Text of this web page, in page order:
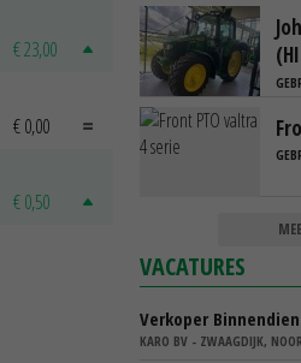
€ 23,00
€ 0,00
€ 0,50
VACATURES
Verkoper
KARO BV - ZWAAGDIJK,